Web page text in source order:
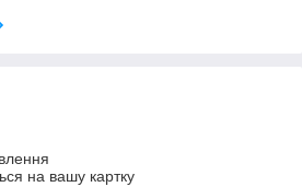
на вашу картку